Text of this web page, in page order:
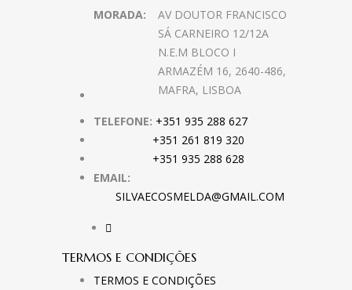
MORADA:
AV DOUTOR FRANCISCO
SÁ CARNEIRO 12/12A
N.E.M BLOCO I
ARMAZÉM 16, 2640-486,
MAFRA, LISBOA
TELEFONE: +351 935 288 627
+351 261 819 320
+351 935 288 628
EMAIL:
SILVAECOSMELDA@GMAIL.COM
TERMOS E CONDIÇÕES
TERMOS E CONDIÇÕES